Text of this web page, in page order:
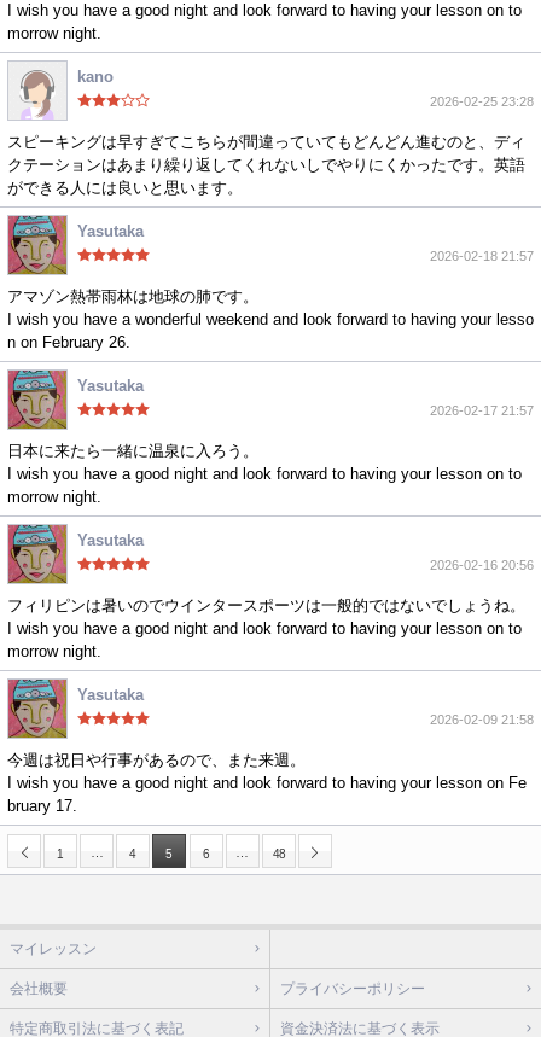
I wish you have a good night and look forward to having your lesson on to
morrow night.
kano
2026-02-25 23:28
スピーキングは早すぎてこちらが間違っていてもどんどん進むのと、ディ
クテーションはあまり繰り返してくれないしでやりにくかったです。英語
ができる人には良いと思います。
Yasutaka
2026-02-18 21:57
アマゾン熱帯雨林は地球の肺です。
I wish you have a wonderful weekend and look forward to having your lesso
n on February 26.
Yasutaka
2026-02-17 21:57
日本に来たら一緒に温泉に入ろう。
I wish you have a good night and look forward to having your lesson on to
morrow night.
Yasutaka
2026-02-16 20:56
フィリピンは暑いのでウインタースポーツは一般的ではないでしょうね。
I wish you have a good night and look forward to having your lesson on to
morrow night.
Yasutaka
2026-02-09 21:58
今週は祝日や行事があるので、また来週。
I wish you have a good night and look forward to having your lesson on Fe
bruary 17.
1 4 5 6 48
マイレッスン
会社概要 プライバシーポリシー
特定商取引法に基づく表記 資金決済法に基づく表示